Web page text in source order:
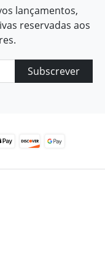
lançamentos,
reservadas aos
Subscrever